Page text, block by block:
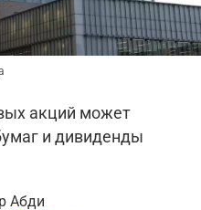
акций может
и дивиденды
Абди